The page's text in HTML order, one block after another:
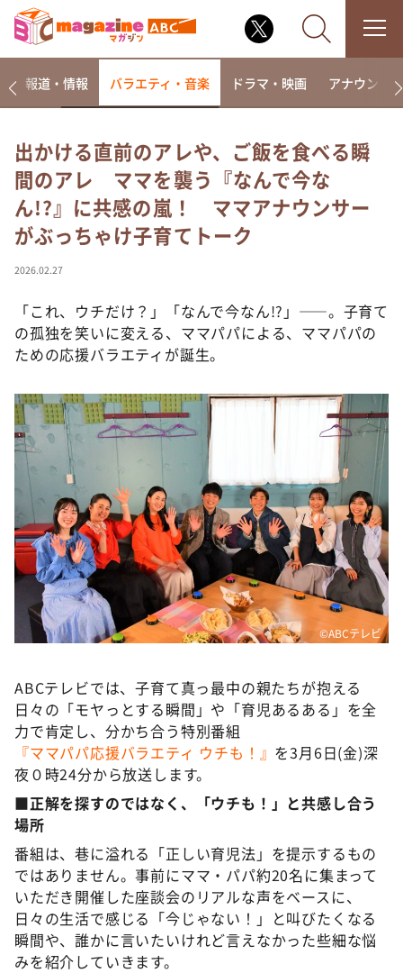
なるみ・岡村の過ぎるTV
相席食堂
これ余談なんですけど・・・
～人生密着トークバラエティ！～ やすとものいたっ
て真剣です
探偵！ナイトスクープ
news おかえり
河合＆A.B.C-Z塚田×福井アナ「なんでやねん！？」
DAIGOも台所 ～きょうの献立 何にする？～
本日はダイアンなり！シーズン２
朝だ！生です旅サラダ
教えて！ニュースライブ 正義のミカタ
ＬＩＦＥ～夢のカタチ～
新婚さんいらっしゃい！
ポツンと一軒家
ザキ山小屋本館
アナ回覧板
報道・情報 バラエティ・音楽 ドラマ・映画 アナウンサー
出かける直前のアレや、ご飯を食べる瞬
間のアレ ママを襲う『なんで今な
ん!?』に共感の嵐！ ママアナウンサー
がぶっちゃけ子育てトーク
2026.02.27
「これ、ウチだけ？」「なんで今なん!?」――。子育て
の孤独を笑いに変える、ママパパによる、ママパパの
ための応援バラエティが誕生。
©ABCテレビ
ABCテレビでは、子育て真っ最中の親たちが抱える
日々の「モヤっとする瞬間」や「育児あるある」を全
力で肯定し、分かち合う特別番組
『ママパパ応援バラエティ ウチも！』 を3月6日(金)深
夜０時24分から放送します。
■正解を探すのではなく、「ウチも！」と共感し合う
場所
番組は、巷に溢れる「正しい育児法」を提示するもの
ではありません。事前にママ・パパ約20名に集まって
いただき開催した座談会のリアルな声をベースに、
日々の生活で感じる「今じゃない！」と叫びたくなる
瞬間や、誰かに言いたいけれど言えなかった些細な悩
みを紹介していきます。